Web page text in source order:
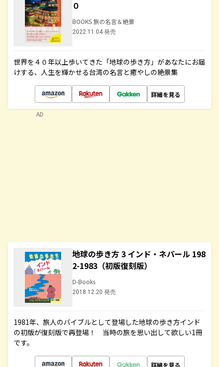
０
BOOKS 旅の名言＆絶景
2022.11.04 発売
世界を４０年以上歩いてきた「地球の歩き方」があなたにお届
けする、人生を輝かせる台湾の名言と癒やしの絶景集
詳細を見る
地球の歩き方 3 インド・ネパール 198
2-1983（初版復刻版）
D-Books
2018.12.20 発売
1981年、旅人のバイブルとして登場した地球の歩き方インド
の初版が復刻版で再登場！ 当時の旅を思い出して欲しい1冊
です。
詳細を見る
AD